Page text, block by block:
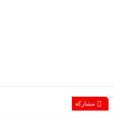
مشاركة